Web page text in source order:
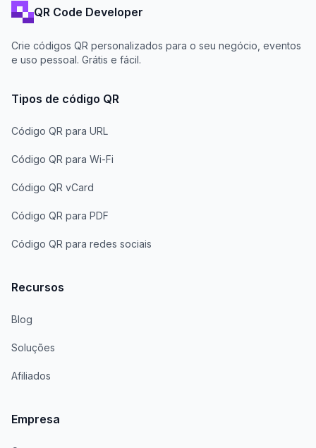
QR Code Developer
Crie códigos QR personalizados para o seu negócio, eventos
e uso pessoal. Grátis e fácil.
Tipos de código QR
Código QR para URL
Código QR para Wi-Fi
Código QR vCard
Código QR para PDF
Código QR para redes sociais
Recursos
Blog
Soluções
Afiliados
Empresa